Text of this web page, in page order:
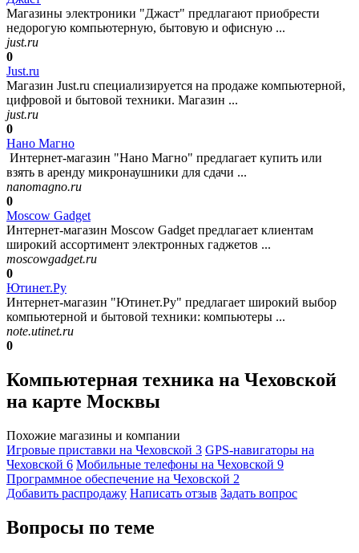
Магазины электроники "Джаст" предлагают приобрести
недорогую компьютерную, бытовую и офисную ...
just.ru
0
Just.ru
Магазин Just.ru специализируется на продаже компьютерной,
цифровой и бытовой техники. Магазин ...
just.ru
0
Нано Магно
Интернет-магазин "Нано Магно" предлагает купить или
взять в аренду микронаушники для сдачи ...
nanomagno.ru
0
Moscow Gadget
Интернет-магазин Moscow Gadget предлагает клиентам
широкий ассортимент электронных гаджетов ...
moscowgadget.ru
0
Ютинет.Ру
Интернет-магазин "Ютинет.Ру" предлагает широкий выбор
компьютерной и бытовой техники: компьютеры ...
note.utinet.ru
0
Компьютерная техника на Чеховской
на карте Москвы
Похожие магазины и компании
Игровые приставки на Чеховской 3 GPS-навигаторы на
Чеховской 6 Мобильные телефоны на Чеховской 9
Программное обеспечение на Чеховской 2
Добавить раcпродажу Написать отзыв Задать вопрос
Вопросы по теме